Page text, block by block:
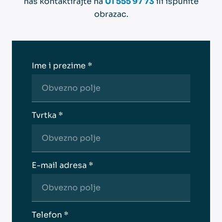
obrazac.
Ime i prezime *
Tvrtka *
E-mail adresa *
Telefon *